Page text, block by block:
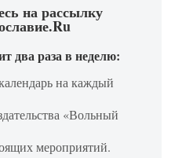
на рассылку
два раза в неделю:
на каждый
«Вольный
мероприятий.